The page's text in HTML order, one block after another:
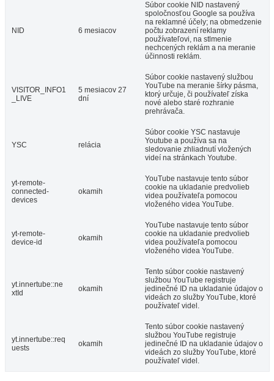
NID 6 mesiacov
Súbor cookie NID nastavený
spoločnosťou Google sa používa
na reklamné účely; na obmedzenie
počtu zobrazení reklamy
používateľovi, na stlmenie
nechcených reklám a na meranie
účinnosti reklám.
VISITOR_INFO1
_LIVE
5 mesiacov 27
dní
Súbor cookie nastavený službou
YouTube na meranie šírky pásma,
ktorý určuje, či používateľ získa
nové alebo staré rozhranie
prehrávača.
YSC relácia
Súbor cookie YSC nastavuje
Youtube a používa sa na
sledovanie zhliadnutí vložených
videí na stránkach Youtube.
yt-remote-
connected-
devices
okamih
YouTube nastavuje tento súbor
cookie na ukladanie predvolieb
videa používateľa pomocou
vloženého videa YouTube.
yt-remote-
device-id
okamih
YouTube nastavuje tento súbor
cookie na ukladanie predvolieb
videa používateľa pomocou
vloženého videa YouTube.
yt.innertube::ne
xtId
okamih
Tento súbor cookie nastavený
službou YouTube registruje
jedinečné ID na ukladanie údajov o
videách zo služby YouTube, ktoré
používateľ videl.
yt.innertube::req
uests
okamih
Tento súbor cookie nastavený
službou YouTube registruje
jedinečné ID na ukladanie údajov o
videách zo služby YouTube, ktoré
používateľ videl.